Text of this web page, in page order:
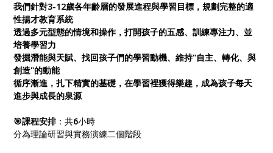
我們針對3-12歲各年齡層的發展進程與學習目標，規劃完整的適
性揚才教育系統
透過多元型態的情境和操作，打開孩子的五感、訓練專注力、並
培養學習力
發掘潛能與天賦、找回孩子們的學習動機、維持"自主、轉化、與
創造"的動能
循序漸進，扎下精實的基礎，在學習裡獲得樂趣，成為孩子每天
進步與成長的泉源
🎯課程安排：共6小時
分為理論研習與實務演練二個階段